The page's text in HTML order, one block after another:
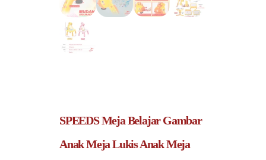
SPEEDS Meja Belajar Gambar
Anak Meja Lukis Anak Meja